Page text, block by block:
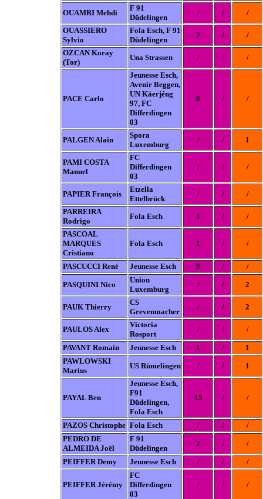
OUAMRI Mehdi
F 91
Düdelingen
/ /
/
OUASSIERO
Sylvio
Fola Esch, F 91
Düdelingen
7 /
/
OZCAN Koray
(Tor)
Una Strassen / / /
PACE Carlo
Jeunesse Esch,
Avenir Beggen,
UN Käerjéng
97, FC
Differdingen
03
6 / /
PALGEN Alain
Spora
Luxemburg
/ / 1
PAMI COSTA
Manuel
FC
Differdingen
03
/ / /
PAPIER François
Etzella
Ettelbrück
/ /
/
PARREIRA
Rodrigo
Fola Esch 1 /
/
PASCOAL
MARQUES
Cristiano
Fola Esch 1 / /
PASCUCCI René Jeunesse Esch 9 / /
PASQUINI Nico
Union
Luxemburg
/ / 2
PAUK Thierry
CS
Grevenmacher
/ / 2
PAULOS Alex
Victoria
Rosport
/ / /
PAVANT Romain Jeunesse Esch 1 /
1
PAWLOWSKI
Marius
US Rümelingen / / 1
PAYAL Ben
Jeunesse Esch,
F91
Düdelingen,
Fola Esch
15 / /
PAZOS Christophe Fola Esch / /
/
PEDRO DE
ALMEIDA Joël
F 91
Düdelingen
2 / /
PEIFFER Demy Jeunesse Esch / / /
PEIFFER Jérémy
FC
Differdingen
03
/ / /